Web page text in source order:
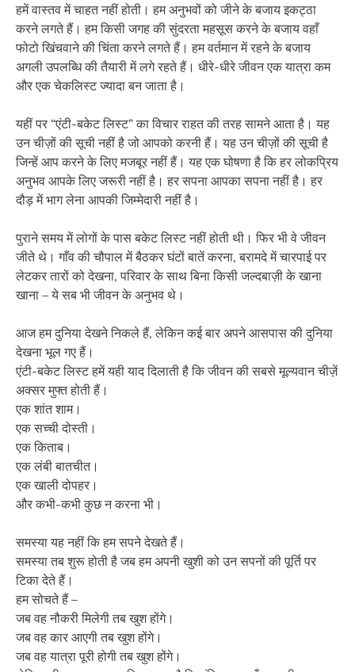
हमें वास्तव में चाहत नहीं होती। हम अनुभवों को जीने के बजाय इकट्ठा
करने लगते हैं। हम किसी जगह की सुंदरता महसूस करने के बजाय वहाँ
फोटो खिंचवाने की चिंता करने लगते हैं। हम वर्तमान में रहने के बजाय
अगली उपलब्धि की तैयारी में लगे रहते हैं। धीरे-धीरे जीवन एक यात्रा कम
और एक चेकलिस्ट ज्यादा बन जाता है।
यहीं पर “एंटी-बकेट लिस्ट” का विचार राहत की तरह सामने आता है। यह
उन चीज़ों की सूची नहीं है जो आपको करनी हैं। यह उन चीज़ों की सूची है
जिन्हें आप करने के लिए मजबूर नहीं हैं। यह एक घोषणा है कि हर लोकप्रिय
अनुभव आपके लिए जरूरी नहीं है। हर सपना आपका सपना नहीं है। हर
दौड़ में भाग लेना आपकी जिम्मेदारी नहीं है।
पुराने समय में लोगों के पास बकेट लिस्ट नहीं होती थी। फिर भी वे जीवन
जीते थे। गाँव की चौपाल में बैठकर घंटों बातें करना, बरामदे में चारपाई पर
लेटकर तारों को देखना, परिवार के साथ बिना किसी जल्दबाज़ी के खाना
खाना – ये सब भी जीवन के अनुभव थे।
आज हम दुनिया देखने निकले हैं, लेकिन कई बार अपने आसपास की दुनिया
देखना भूल गए हैं।
एंटी-बकेट लिस्ट हमें यही याद दिलाती है कि जीवन की सबसे मूल्यवान चीज़ें
अक्सर मुफ्त होती हैं।
एक शांत शाम।
एक सच्ची दोस्ती।
एक किताब।
एक लंबी बातचीत।
एक खाली दोपहर।
और कभी-कभी कुछ न करना भी।
समस्या यह नहीं कि हम सपने देखते हैं।
समस्या तब शुरू होती है जब हम अपनी खुशी को उन सपनों की पूर्ति पर
टिका देते हैं।
हम सोचते हैं –
जब वह नौकरी मिलेगी तब खुश होंगे।
जब वह कार आएगी तब खुश होंगे।
जब वह यात्रा पूरी होगी तब खुश होंगे।